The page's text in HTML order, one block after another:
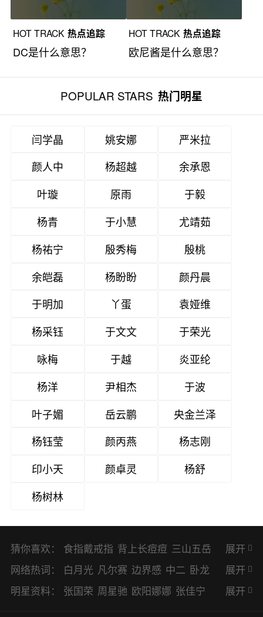
HOT TRACK 热点追踪
DC是什么意思？
HOT TRACK 热点追踪
欧尼酱是什么意思？
POPULAR STARS 热门明星
闫学晶 姚安娜
严米拉
颜人中
杨超越
余承恩
叶璇
原雨
于毅
杨青
于小慧
尤靖茹
杨祐宁
殷秀梅
殷桃
余皑磊
杨盼盼
颜丹晨
于明加
丫蛋
袁娅维
杨采钰
于文文
于荣光
咏梅
于越
炎亚纶
杨洋
尹相杰
于波
叶子媚
岳云鹏
央金兰泽
杨钰莹
颜丙燕
杨志刚
印小天
颜卓灵
杨舒
杨树林
猜你喜欢： 食指戴戒指 背上长痘痘 三山五岳
避暑胜地
展开
网络热词：
白月光 凡尔赛 边界感 中二 卧龙
凤雏 二次元 KPI EMO CP BUG
展开
明星资料：
张国荣 周星驰 欧阳娜娜 张佳宁
展开